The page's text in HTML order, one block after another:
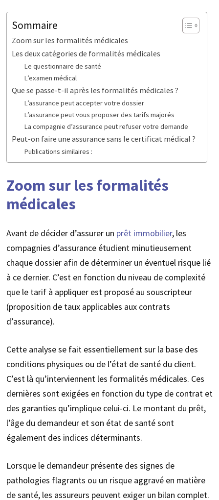
Sommaire
Zoom sur les formalités médicales
Les deux catégories de formalités médicales
Le questionnaire de santé
L’examen médical
Que se passe-t-il après les formalités médicales ?
L’assurance peut accepter votre dossier
L’assurance peut vous proposer des tarifs majorés
La compagnie d’assurance peut refuser votre demande
Peut-on faire une assurance sans le certificat médical ?
Publications similaires :
Zoom sur les formalités
médicales
Avant de décider d’assurer un prêt immobilier, les
compagnies d’assurance étudient minutieusement
chaque dossier afin de déterminer un éventuel risque lié
à ce dernier. C’est en fonction du niveau de complexité
que le tarif à appliquer est proposé au souscripteur
(proposition de taux applicables aux contrats
d’assurance).
Cette analyse se fait essentiellement sur la base des
conditions physiques ou de l’état de santé du client.
C’est là qu’interviennent les formalités médicales. Ces
dernières sont exigées en fonction du type de contrat et
des garanties qu’implique celui-ci. Le montant du prêt,
l’âge du demandeur et son état de santé sont
également des indices déterminants.
Lorsque le demandeur présente des signes de
pathologies flagrants ou un risque aggravé en matière
de santé, les assureurs peuvent exiger un bilan complet.